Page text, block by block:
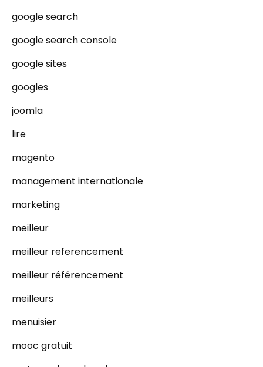
google search
google search console
google sites
googles
joomla
lire
magento
management internationale
marketing
meilleur
meilleur referencement
meilleur référencement
meilleurs
menuisier
mooc gratuit